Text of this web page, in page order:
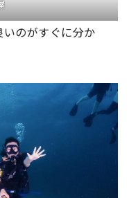
のがすぐに分か